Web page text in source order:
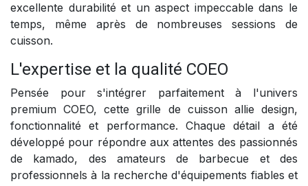
excellente durabilité et un aspect impeccable dans le
temps, même après de nombreuses sessions de
cuisson.
L'expertise et la qualité COEO
Pensée pour s'intégrer parfaitement à l'univers
premium COEO, cette grille de cuisson allie design,
fonctionnalité et performance. Chaque détail a été
développé pour répondre aux attentes des passionnés
de kamado, des amateurs de barbecue et des
professionnels à la recherche d'équipements fiables et